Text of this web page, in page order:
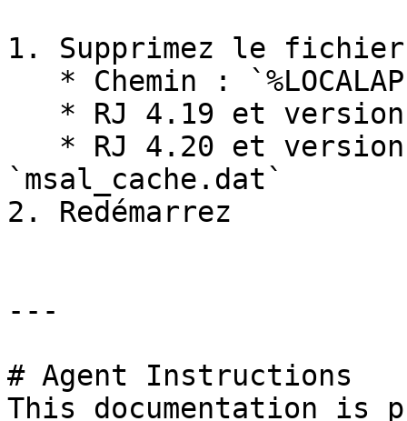
1. Supprimez le
`msal_cache.dat`
2. Redémarrez
---
# Agent Instructions
This documentation is